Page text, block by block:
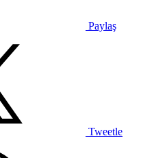
Paylaş
Tweetle